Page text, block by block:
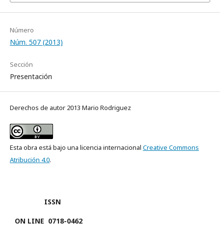
Número
Núm. 507 (2013)
Sección
Presentación
Derechos de autor 2013 Mario Rodriguez
Esta obra está bajo una licencia internacional Creative Commons
Atribución 4.0.
ISSN
ON LINE 0718-0462